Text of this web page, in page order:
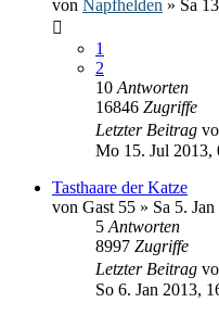
von Napfhelden » Sa
1
2
10 Antworten
16846 Zugriffe
Letzter Beitrag
Mo 15. Jul 2013,
Tasthaare der Katze
von Gast 55 » Sa 5.
5 Antworten
8997 Zugriffe
Letzter Beitrag
So 6. Jan 2013,